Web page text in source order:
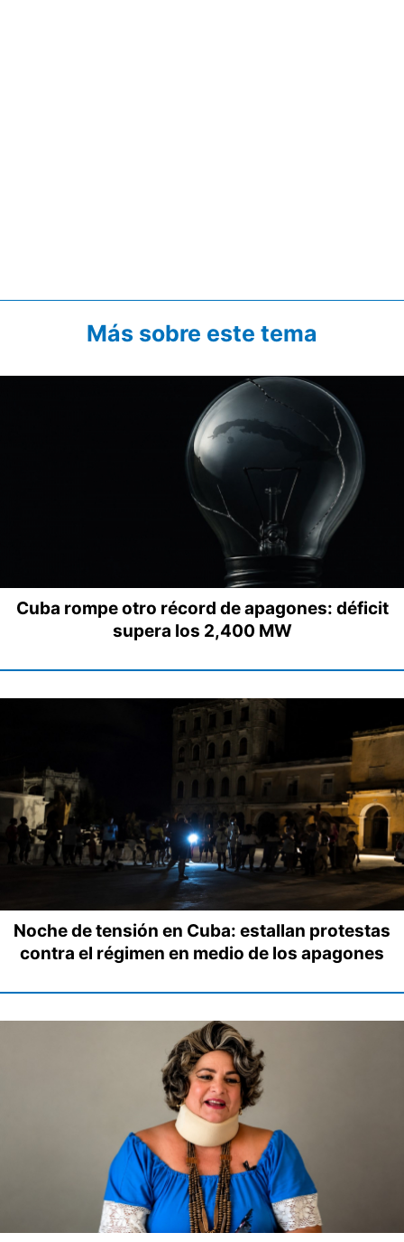
Más sobre este tema
Cuba rompe otro récord de apagones: déficit
supera los 2,400 MW
Noche de tensión en Cuba: estallan protestas
contra el régimen en medio de los apagones